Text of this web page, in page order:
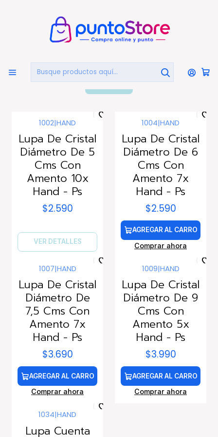
Inicio LIBRERÍA Y ARTE Lupas
Lupas
1002|HAND
Lupa De Cristal
Diámetro De 5
Cms Con
Amento 10x
Hand - Ps
$2.590
VER DETALLES
1004|HAND
Lupa De Cristal
Diámetro De 6
Cms Con
Amento 7x
Hand - Ps
$2.590
AGREGAR AL CARRO
Comprar ahora
1007|HAND
Lupa De Cristal
Diámetro De
7,5 Cms Con
Amento 7x
Hand - Ps
$3.690
AGREGAR AL CARRO
Comprar ahora
1009|HAND
Lupa De Cristal
Diámetro De 9
Cms Con
Amento 5x
Hand - Ps
$3.990
AGREGAR AL CARRO
Comprar ahora
1034|HAND
Lupa Cuenta